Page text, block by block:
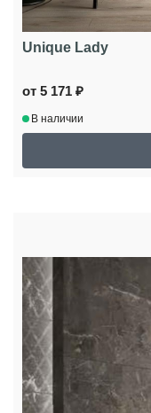
Unique Lady
от 5 171 ₽
В наличии